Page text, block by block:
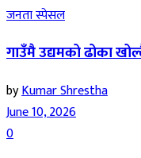
जनता स्पेसल
गाउँमै उद्यमको ढोका
byKumar Shrestha
June 10, 2026
0